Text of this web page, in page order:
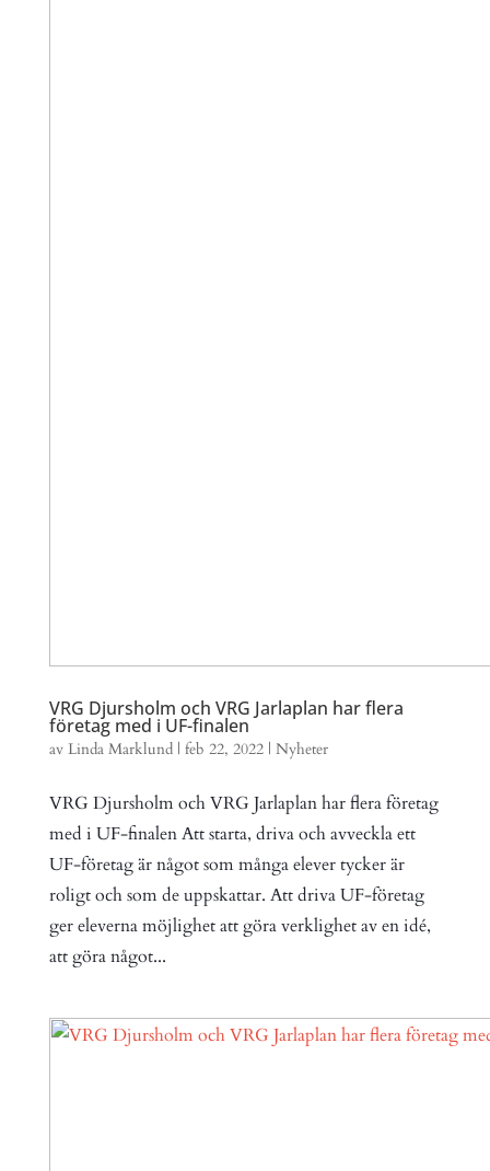
VRG Djursholm och VRG Jarlaplan har flera
företag med i UF-finalen
av Linda Marklund| feb 22, 2022| Nyheter
VRG Djursholm och VRG Jarlaplan har flera företag
med i UF-finalen Att starta, driva och avveckla ett
UF-företag är något som många elever tycker är
roligt och som de uppskattar. Att driva UF-företag
ger eleverna möjlighet att göra verklighet av en idé,
att göra något...